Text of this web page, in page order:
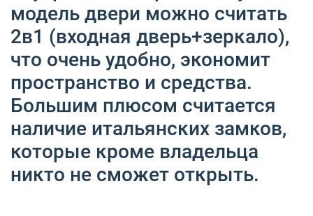
модель двери можно считать
2в1 (входная дверь+зеркало),
что очень удобно, экономит
пространство и средства.
Большим плюсом считается
наличие итальянских замков,
которые кроме владельца
никто не сможет открыть.